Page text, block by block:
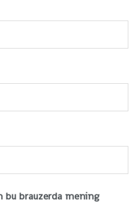
bu brauzerda mening